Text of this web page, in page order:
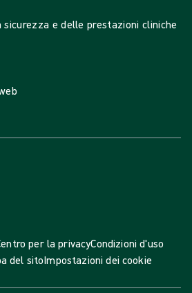
sicurezza e delle prestazioni cliniche
per la privacyCondizioni d'uso
del sitoImpostazioni dei cookie